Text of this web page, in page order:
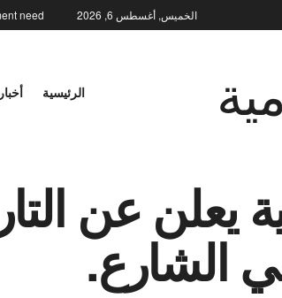
الخميس, أغسطس 6, 2026 need
الرئيسية أخبار
عن
الشارع.